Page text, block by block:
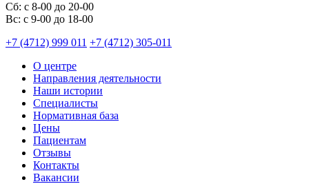
Cб: с 8-00 до 20-00
Вс: с 9-00 до 18-00
+7 (4712) 999 011 +7 (4712) 305-011
О центре
Направления деятельности
Наши истории
Специалисты
Нормативная база
Цены
Пациентам
Отзывы
Контакты
Вакансии